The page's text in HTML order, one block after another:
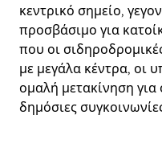
κεντρικό σημείο,
προσβάσιμο για
που οι
με μεγάλα κέντρα, οι
ομαλή μετακίνηση για
δημόσιες